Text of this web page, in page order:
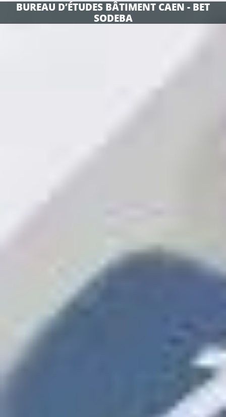
BUREAU D’ÉTUDES BÂTIMENT CAEN - BET
SODEBA